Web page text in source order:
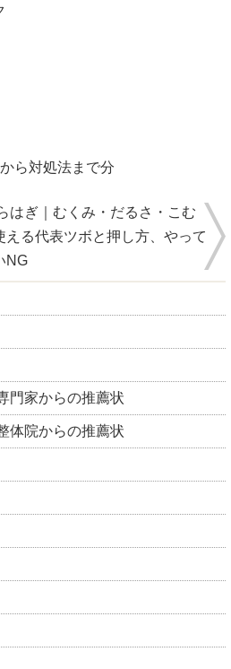
ら対処法まで分
はぎ｜むくみ・だるさ・こむ
える代表ツボと押し方、やって
NG
門家からの推薦状
体院からの推薦状